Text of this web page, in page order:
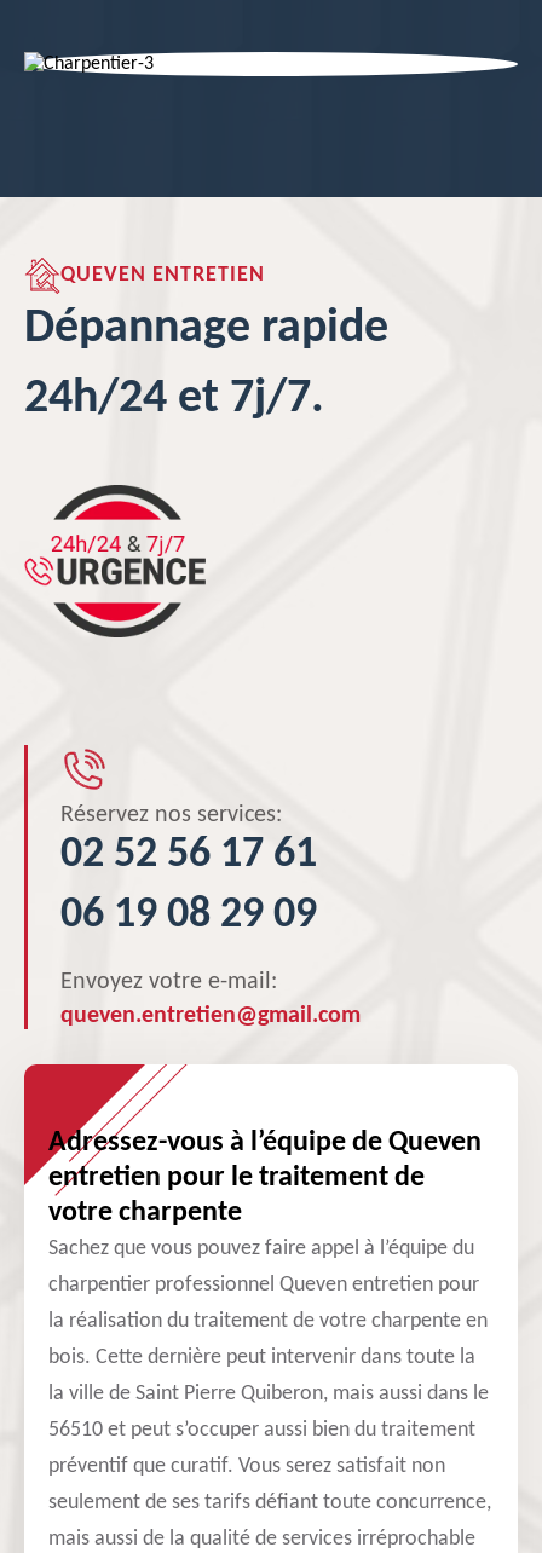
QUEVEN ENTRETIEN
Dépannage rapide
24h/24 et 7j/7.
Réservez nos services:
02 52 56 17 61
06 19 08 29 09
Envoyez votre e-mail:
queven.entretien@gmail.com
Adressez-vous à l’équipe de Queven
entretien pour le traitement de
votre charpente
Sachez que vous pouvez faire appel à l’équipe du
charpentier professionnel Queven entretien pour
la réalisation du traitement de votre charpente en
bois. Cette dernière peut intervenir dans toute la
la ville de Saint Pierre Quiberon, mais aussi dans le
56510 et peut s’occuper aussi bien du traitement
préventif que curatif. Vous serez satisfait non
seulement de ses tarifs défiant toute concurrence,
mais aussi de la qualité de services irréprochable